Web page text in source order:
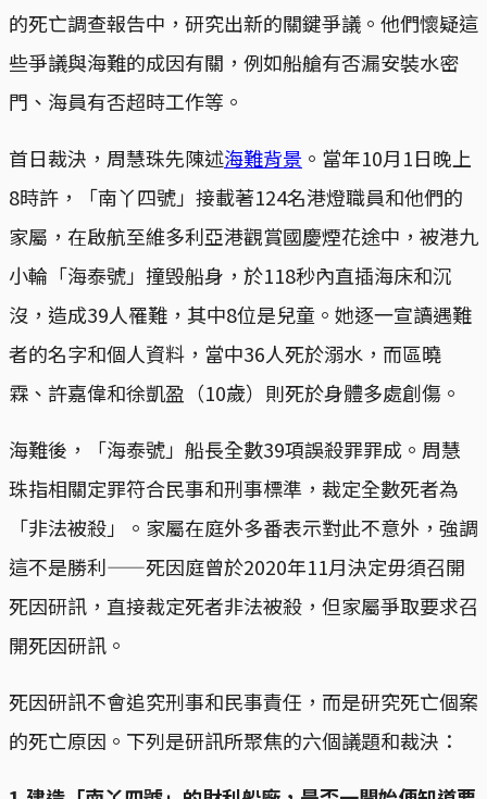
的死亡調查報告中，研究出新的關鍵爭議。他們懷疑這
些爭議與海難的成因有關，例如船艙有否漏安裝水密
門、海員有否超時工作等。
首日裁決，周慧珠先陳述海難背景 。當年10月1日晚上
8時許，「南丫四號」接載著124名港燈職員和他們的
家屬，在啟航至維多利亞港觀賞國慶煙花途中，被港九
小輪「海泰號」撞毁船身，於118秒內直插海床和沉
沒，造成39人罹難，其中8位是兒童。她逐一宣讀遇難
者的名字和個人資料，當中36人死於溺水，而區曉
霖、許嘉偉和徐凱盈（10歲）則死於身體多處創傷。
海難後，「海泰號」船長全數39項誤殺罪罪成。周慧
珠指相關定罪符合民事和刑事標準，裁定全數死者為
「非法被殺」。家屬在庭外多番表示對此不意外，強調
這不是勝利——死因庭曾於2020年11月決定毋須召開
死因研訊，直接裁定死者非法被殺，但家屬爭取要求召
開死因研訊。
死因研訊不會追究刑事和民事責任，而是研究死亡個案
的死亡原因。下列是研訊所聚焦的六個議題和裁決：